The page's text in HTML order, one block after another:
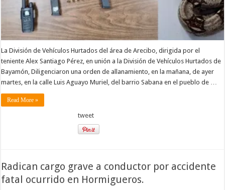
La División de Vehículos Hurtados del área de Arecibo, dirigida por el
teniente Alex Santiago Pérez, en unión a la División de Vehículos Hurtados de
Bayamón, Diligenciaron una orden de allanamiento, en la mañana, de ayer
martes, en la calle Luis Aguayo Muriel, del barrio Sabana en el pueblo de …
Read More »
tweet
Radican cargo grave a conductor por accidente
fatal ocurrido en Hormigueros.